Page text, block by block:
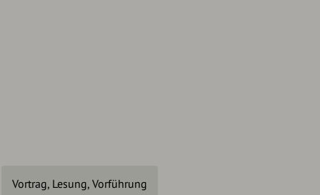
Vortrag, Lesung, Vorführung